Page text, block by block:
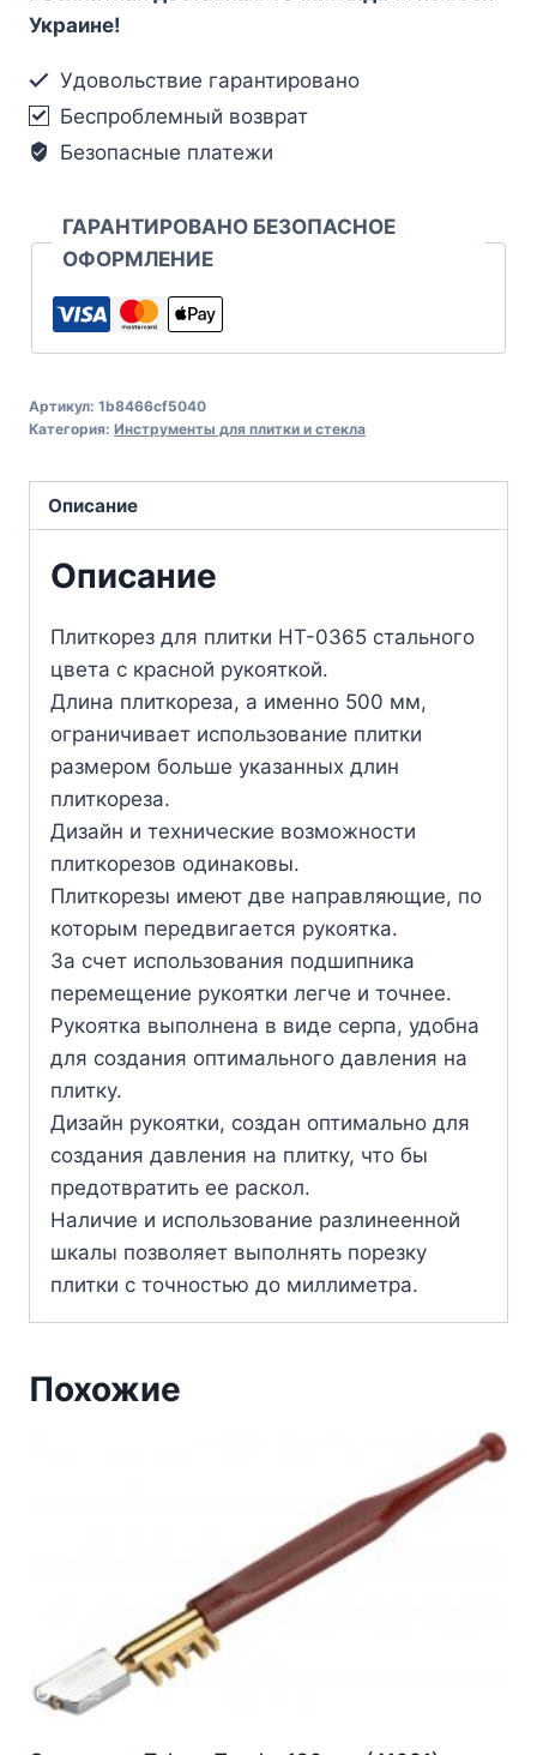
Украине!
Удовольствие гарантировано
Беспроблемный возврат
Безопасные платежи
ГАРАНТИРОВАНО БЕЗОПАСНОЕ
ОФОРМЛЕНИЕ
Артикул: 1b8466cf5040
Категория: Инструменты для плитки и стекла
Описание
Описание
Плиткорез для плитки HT-0365 стального
цвета с красной рукояткой.
Длина плиткореза, а именно 500 мм,
ограничивает использование плитки
размером больше указанных длин
плиткореза.
Дизайн и технические возможности
плиткорезов одинаковы.
Плиткорезы имеют две направляющие, по
которым передвигается рукоятка.
За счет использования подшипника
перемещение рукоятки легче и точнее.
Рукоятка выполнена в виде серпа, удобна
для создания оптимального давления на
плитку.
Дизайн рукоятки, создан оптимально для
создания давления на плитку, что бы
предотвратить ее раскол.
Наличие и использование разлинеенной
шкалы позволяет выполнять порезку
плитки с точностью до миллиметра.
Похожие